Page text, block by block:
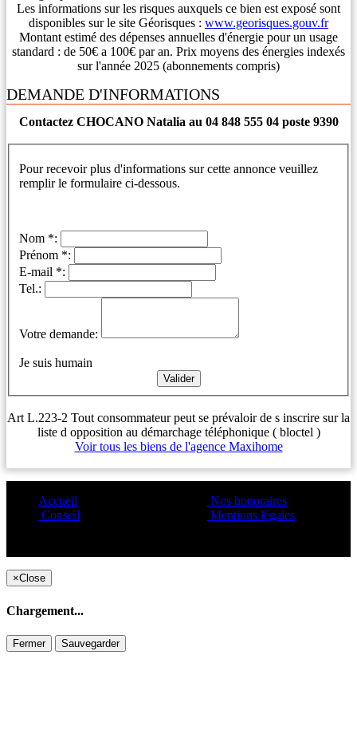
Les informations sur les risques auxquels ce bien est exposé sont
disponibles sur le site Géorisques : www.georisques.gouv.fr
Montant estimé des dépenses annuelles d'énergie pour un usage
standard : de 50€ a 100€ par an. Prix moyens des énergies indexés
sur l'année 2025 (abonnements compris)
DEMANDE D'INFORMATIONS
Contactez CHOCANO Natalia au 04 848 555 04 poste 9390
Pour recevoir plus d'informations sur cette annonce veuillez
remplir le formulaire ci-dessous.
Nom *:
Prénom *:
E-mail *:
Tel.:
Votre demande:
Je suis humain
Art L.223-2 Tout consommateur peut se prévaloir de s inscrire sur la
liste d opposition au démarchage téléphonique ( bloctel )
Voir tous les biens de l'agence Maxihome
Accueil
Conseil
Nos honoraires
Mentions légales
×Close
Chargement...
Fermer Sauvegarder